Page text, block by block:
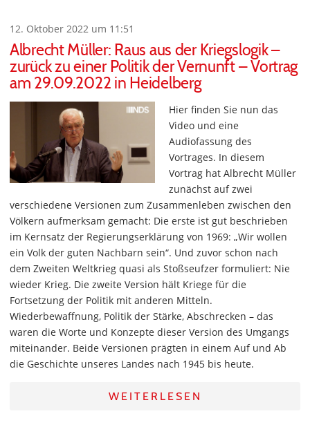
12. Oktober 2022 um 11:51
Albrecht Müller: Raus aus der Kriegslogik –
zurück zu einer Politik der Vernunft – Vortrag
am 29.09.2022 in Heidelberg
Hier finden Sie nun das
Video und eine
Audiofassung des
Vortrages. In diesem
Vortrag hat Albrecht Müller
zunächst auf zwei
verschiedene Versionen zum Zusammenleben zwischen den
Völkern aufmerksam gemacht: Die erste ist gut beschrieben
im Kernsatz der Regierungserklärung von 1969: „Wir wollen
ein Volk der guten Nachbarn sein“. Und zuvor schon nach
dem Zweiten Weltkrieg quasi als Stoßseufzer formuliert: Nie
wieder Krieg. Die zweite Version hält Kriege für die
Fortsetzung der Politik mit anderen Mitteln.
Wiederbewaffnung, Politik der Stärke, Abschrecken – das
waren die Worte und Konzepte dieser Version des Umgangs
miteinander. Beide Versionen prägten in einem Auf und Ab
die Geschichte unseres Landes nach 1945 bis heute.
WEITERLESEN